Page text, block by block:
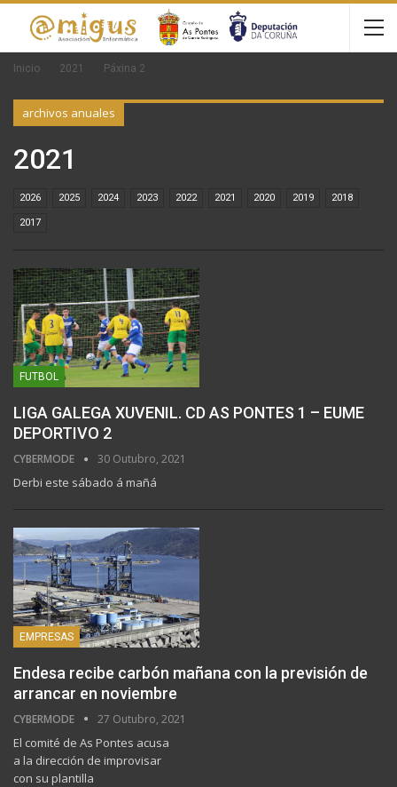
Inicio 2021 Páxina 2
archivos anuales
2021
2026 2025 2024 2023 2022 2021 2020 2019 2018
2017
FUTBOL
LIGA GALEGA XUVENIL. CD AS PONTES 1 – EUME
DEPORTIVO 2
CYBERMODE 30 Outubro, 2021
Derbi este sábado á mañá
EMPRESAS
Endesa recibe carbón mañana con la previsión de
arrancar en noviembre
CYBERMODE 27 Outubro, 2021
El comité de As Pontes acusa
a la dirección de improvisar
con su plantilla